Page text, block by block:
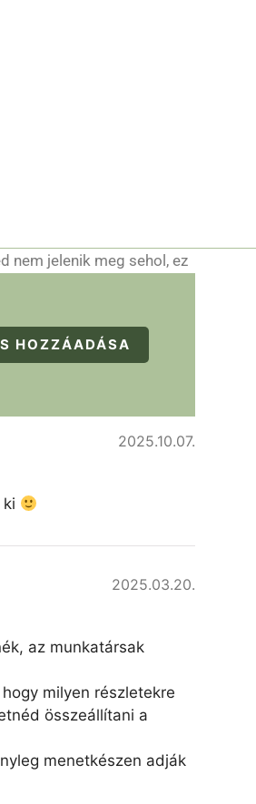
nem jelenik meg sehol, ez
HOZZÁADÁSA
2025.10.07.
2025.03.20.
az munkatársak
milyen részletekre
összeállítani a
menetkészen adják